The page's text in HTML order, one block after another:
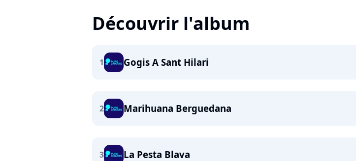
Découvrir l'album
1 Gogis A Sant Hilari
2 Marihuana Berguedana
3 La Pesta Blava